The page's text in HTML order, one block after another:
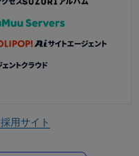
採用サイト